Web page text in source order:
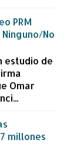
PRM
Ninguno/No
estudio de
Omar
millones